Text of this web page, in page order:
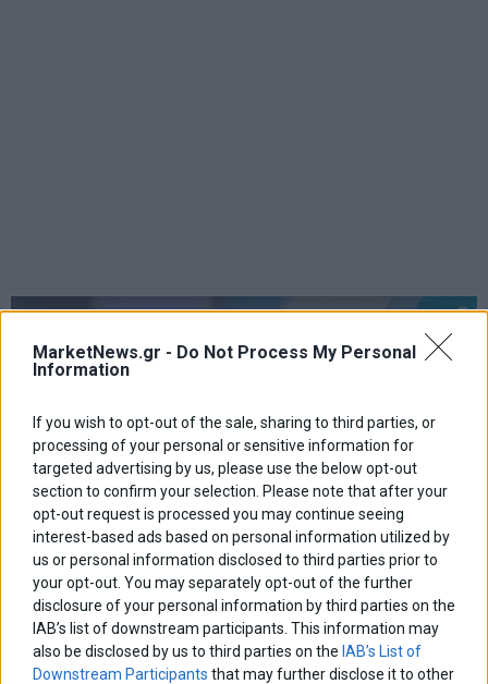
MarketNews.gr - Do Not Process My Personal
Information
If you wish to opt-out of the sale, sharing to third parties, or
processing of your personal or sensitive information for
targeted advertising by us, please use the below opt-out
section to confirm your selection. Please note that after your
opt-out request is processed you may continue seeing
interest-based ads based on personal information utilized by
us or personal information disclosed to third parties prior to
your opt-out. You may separately opt-out of the further
disclosure of your personal information by third parties on the
IAB’s list of downstream participants. This information may
also be disclosed by us to third parties on the IAB’s List of
Downstream Participants that may further disclose it to other
Α. Πορτοσάλτε: «Η Κυβέρνηση έχει αποτύχει να
αντιμετωπίσει τη βία εντός των πανεπιστημίων»
Ο Άρης Πορτοσάλτε σχολιάζει το ζήτημα των καταλήψεων στα